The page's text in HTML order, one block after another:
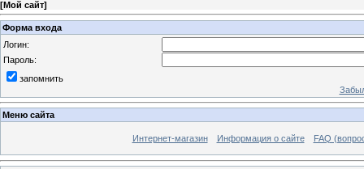
[Мой сайт]
Форма входа
Логин:
Пароль:
запомнить
Меню сайта
Интернет-магазин Информация о сайте FAQ